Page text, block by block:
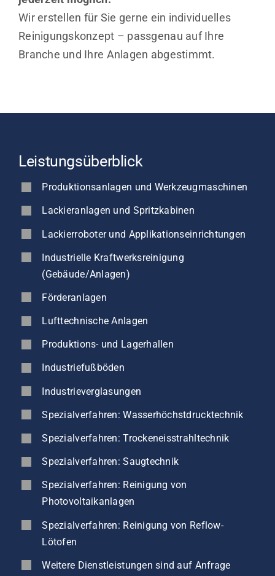
Wir erstellen für Sie gerne ein individuelles
Reinigungskonzept – passgenau auf Ihre
Branche und Ihre Anlagen abgestimmt.
Leistungsüberblick
Produktionsanlagen und Werkzeugmaschinen
Lackieranlagen und Spritzkabinen
Lackierroboter und Applikationseinrichtungen
Industrielle Kraftwerksreinigung
(Gebäude/Anlagen)
Förderanlagen
Lufttechnische Anlagen
Produktions- und Lagerhallen
Industriefußböden
Industrieverglasungen
Spezialverfahren: Wasserhöchstdrucktechnik
Spezialverfahren: Trockeneisstrahltechnik
Spezialverfahren: Saugtechnik
Spezialverfahren: Reinigung von
Photovoltaikanlagen
Spezialverfahren: Reinigung von Reflow-
Lötofen
Weitere Dienstleistungen sind auf Anfrage